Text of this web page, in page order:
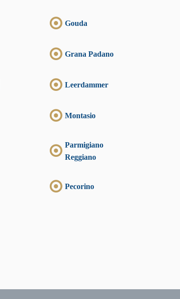
Gouda
Grana Padano
Leerdammer
Montasio
Parmigiano
Reggiano
Pecorino